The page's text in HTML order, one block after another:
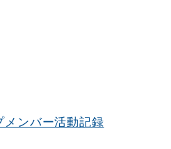
メンバー活動記録